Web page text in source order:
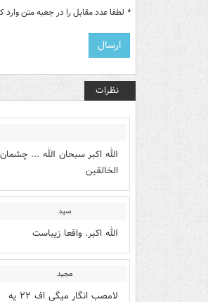
* لطفا عدد مقابل را در جعبه متن وارد
نظرات
الله اکبر سبحان الله ...
الخالقین
سید
الله اکبر. واقعا زیباست
مجید
لامصب انگار میگی اف ۲۲ یه